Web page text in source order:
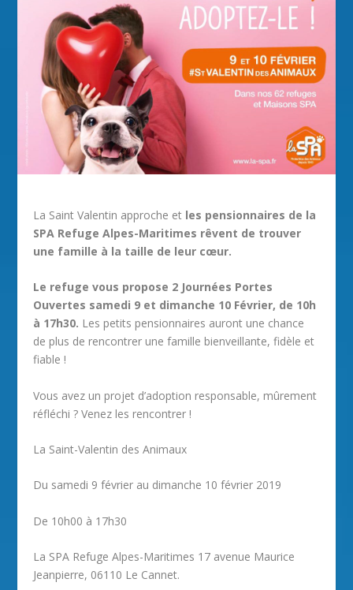
La Saint Valentin approche et les pensionnaires de la
SPA Refuge Alpes-Maritimes rêvent de trouver
une famille à la taille de leur cœur.
Le refuge vous propose 2 Journées Portes
Ouvertes samedi 9 et dimanche 10 Février, de 10h
à 17h30. Les petits pensionnaires auront une chance
de plus de rencontrer une famille bienveillante, fidèle et
fiable !
Vous avez un projet d’adoption responsable, mûrement
réfléchi ? Venez les rencontrer !
La Saint-Valentin des Animaux
Du samedi 9 février au dimanche 10 février 2019
De 10h00 à 17h30
La SPA Refuge Alpes-Maritimes 17 avenue Maurice
Jeanpierre, 06110 Le Cannet.